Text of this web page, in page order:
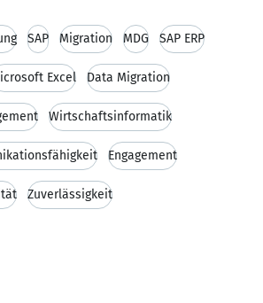
SAP Migration MDG SAP ERP
Excel Data Migration
Wirtschaftsinformatik
Engagement
Zuverlässigkeit